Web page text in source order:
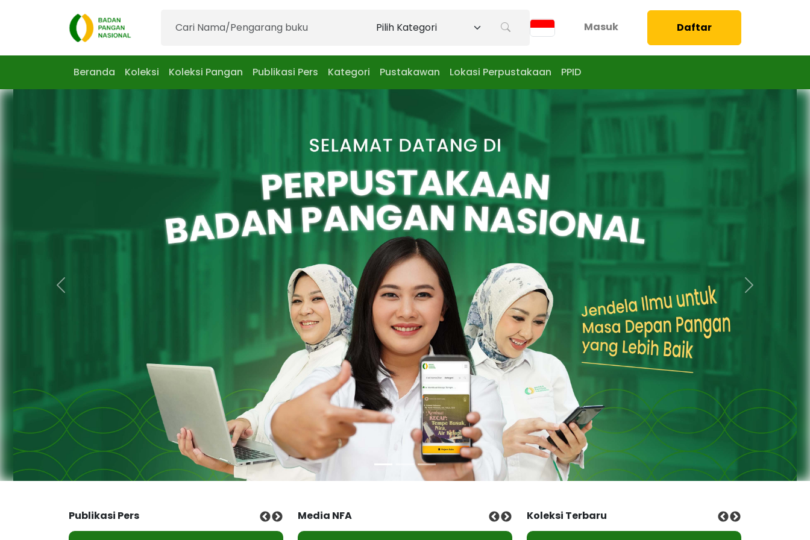
Masuk Daftar
Beranda Koleksi Koleksi Pangan Publikasi Pers Kategori Pustakawan Lokasi Perpustakaan PPID
Previous Next
Publikasi Pers Media NFA Koleksi Terbaru